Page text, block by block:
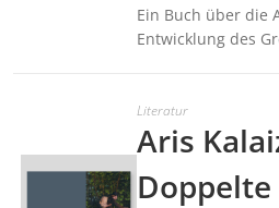
Ein Buch über die
Entwicklung des
Literatur
Aris